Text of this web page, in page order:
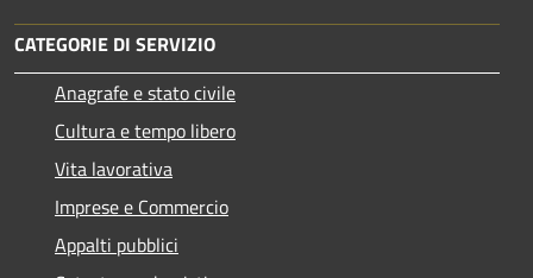
CATEGORIE DI SERVIZIO
Anagrafe e stato civile
Cultura e tempo libero
Vita lavorativa
Imprese e Commercio
Appalti pubblici